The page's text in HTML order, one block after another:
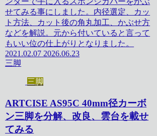
せてみる事にしました。内径選定、カッ
ト方法、カット後の角丸加工、かぶせ方
などを解説。元から付いていると言って
もいい位の仕上がりとなりました。
2021.02.07 2026.06.23
三脚
三脚
ARTCISE AS95C 40mm径カーボ
ン三脚を分解、改良、雲台を載せ
てみる